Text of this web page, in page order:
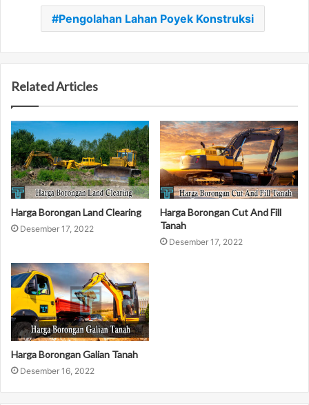
Pengolahan Lahan Poyek Konstruksi
Related Articles
Harga Borongan Land Clearing
Desember 17, 2022
Harga Borongan Cut And Fill
Tanah
Desember 17, 2022
Harga Borongan Galian Tanah
Desember 16, 2022